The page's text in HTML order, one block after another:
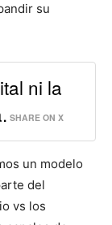
su
ni la
SHARE ON X
un modelo
del
vs los